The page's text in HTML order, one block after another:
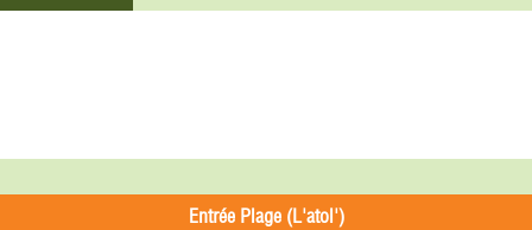
Entrée Plage (L'atol')